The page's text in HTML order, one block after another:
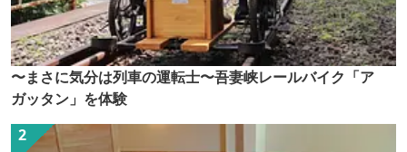
〜まさに気分は列車の運転士〜吾妻峡レールバイク「ア
ガッタン」を体験